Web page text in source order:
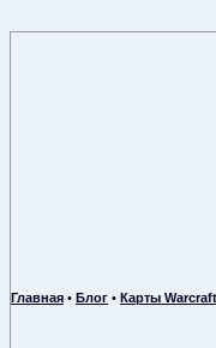
Главная • Блог • Карты